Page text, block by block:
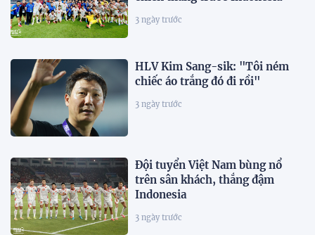
3 ngày trước
HLV Kim Sang-sik: "Tôi ném
chiếc áo trắng đó đi rồi"
3 ngày trước
Đội tuyển Việt Nam bùng nổ
trên sân khách, thắng đậm
Indonesia
3 ngày trước